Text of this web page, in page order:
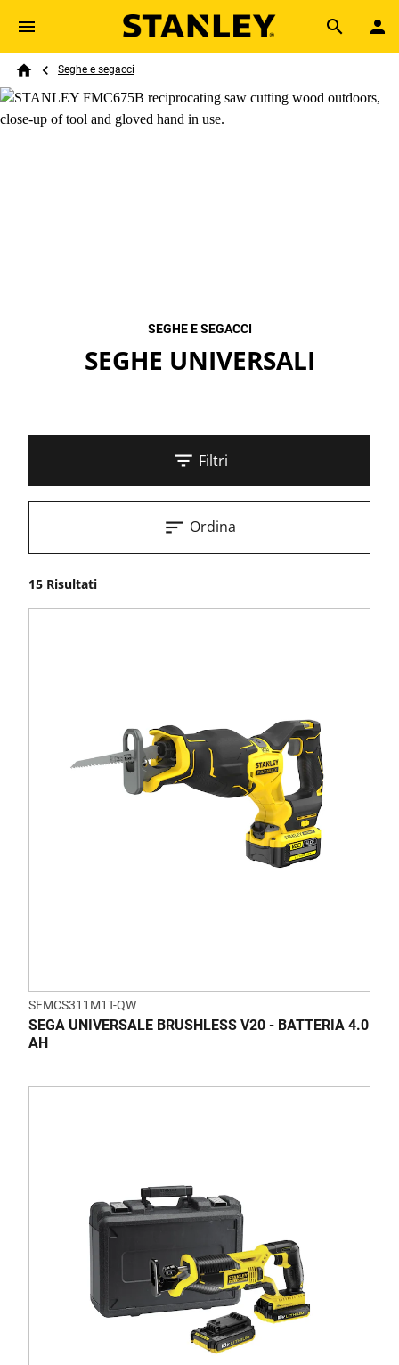
Skip to main content
Search
Breadcrumb
Seghe e segacci
SEGHE E SEGACCI
SEGHE UNIVERSALI
Filtri
15 Risultati
Ordina
SFMCS311M1T-QW
SEGA UNIVERSALE BRUSHLESS V20 - BATTERIA 4.0
AH